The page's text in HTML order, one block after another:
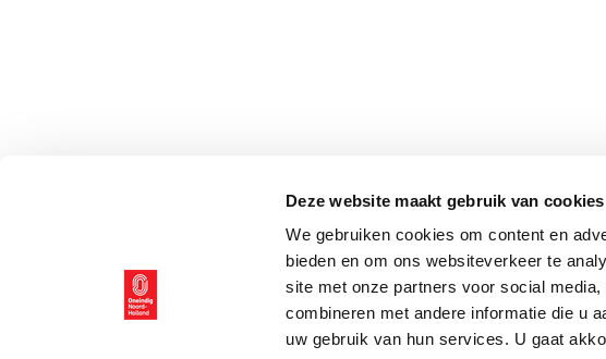
Deze website maakt gebruik van cookies
We gebruiken cookies om content en
bieden en om ons websiteverkeer te
site met onze partners voor social
combineren met andere informatie die u
uw gebruik van hun services. U gaat